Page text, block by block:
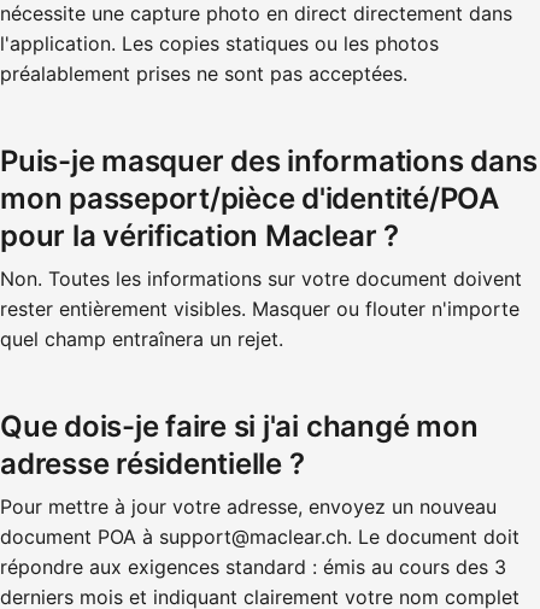
nécessite une capture photo en direct directement dans
l'application. Les copies statiques ou les photos
préalablement prises ne sont pas acceptées.
Puis-je masquer des informations dans
mon passeport/pièce d'identité/POA
pour la vérification Maclear ?
Non. Toutes les informations sur votre document doivent
rester entièrement visibles. Masquer ou flouter n'importe
quel champ entraînera un rejet.
Que dois-je faire si j'ai changé mon
adresse résidentielle ?
Pour mettre à jour votre adresse, envoyez un nouveau
document POA à support@maclear.ch. Le document doit
répondre aux exigences standard : émis au cours des 3
derniers mois et indiquant clairement votre nom complet